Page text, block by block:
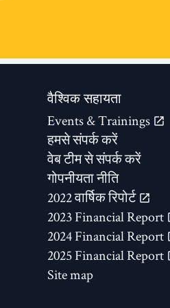
वैश्विक सहायता
Events & Trainings
हमसे संपर्क करें
वेब टीम से संपर्क करें
गोपनीयता नीति
2022 वार्षिक रिपोर्ट
2023 Financial Report
2024 Financial Report
2025 Financial Report
Site map